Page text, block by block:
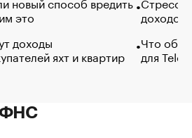
это
доходы
яхт и квартир
доходов
Что
для
ФНС